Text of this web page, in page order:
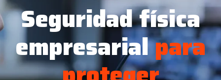
Seguridad física
empresarialpara